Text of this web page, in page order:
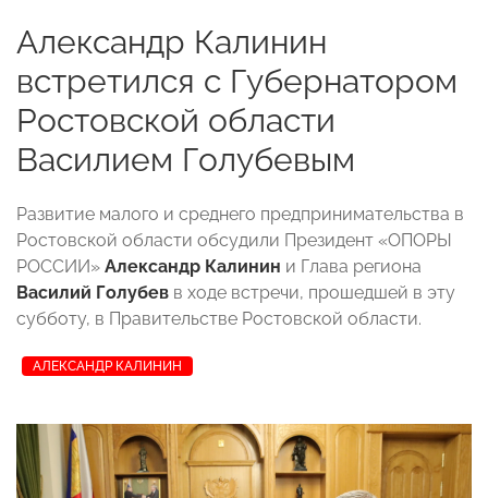
Александр Калинин
встретился с Губернатором
Ростовской области
Василием Голубевым
Развитие малого и среднего предпринимательства в
Ростовской области обсудили Президент «ОПОРЫ
РОССИИ» Александр Калинин и Глава региона
Василий Голубев в ходе встречи, прошедшей в эту
субботу, в Правительстве Ростовской области.
АЛЕКСАНДР КАЛИНИН